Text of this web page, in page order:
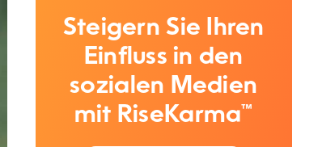
Steigern Sie Ihren
Einfluss in den
sozialen Medien
mit RiseKarma™